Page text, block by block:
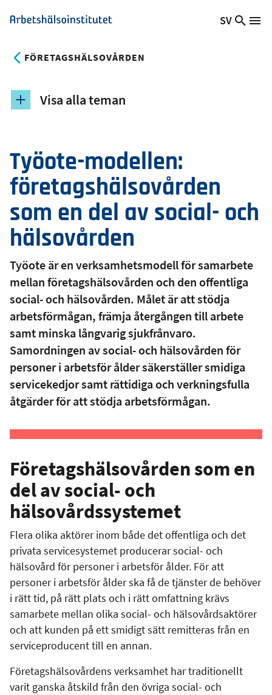
Hoppa
till
Arbetshälsoinstitutet
Växla
SV
Sök
FÖRETAGSHÄLSOVÅRDEN
Työote-modellen:
företagshälsovården
som en del av social- och
hälsovården
Työote är en verksamhetsmodell för samarbete
mellan företagshälsovården och den offentliga
social- och hälsovården. Målet är att stödja
arbetsförmågan, främja återgången till arbete
samt minska långvarig sjukfrånvaro.
Samordningen av social- och hälsovården för
personer i arbetsför ålder säkerställer smidiga
servicekedjor samt rättidiga och verkningsfulla
åtgärder för att stödja arbetsförmågan.
Företagshälsovården som en
del av social- och
hälsovårdssystemet
Flera olika aktörer inom både det offentliga och det
privata servicesystemet producerar social- och
hälsovård för personer i arbetsför ålder. För att
personer i arbetsför ålder ska få de tjänster de behöver
i rätt tid, på rätt plats och i rätt omfattning krävs
samarbete mellan olika social- och hälsovårdsaktörer
och att kunden på ett smidigt sätt remitteras från en
serviceproducent till en annan.
Företagshälsovårdens verksamhet har traditionellt
varit ganska åtskild från den övriga social- och
Visa alla teman